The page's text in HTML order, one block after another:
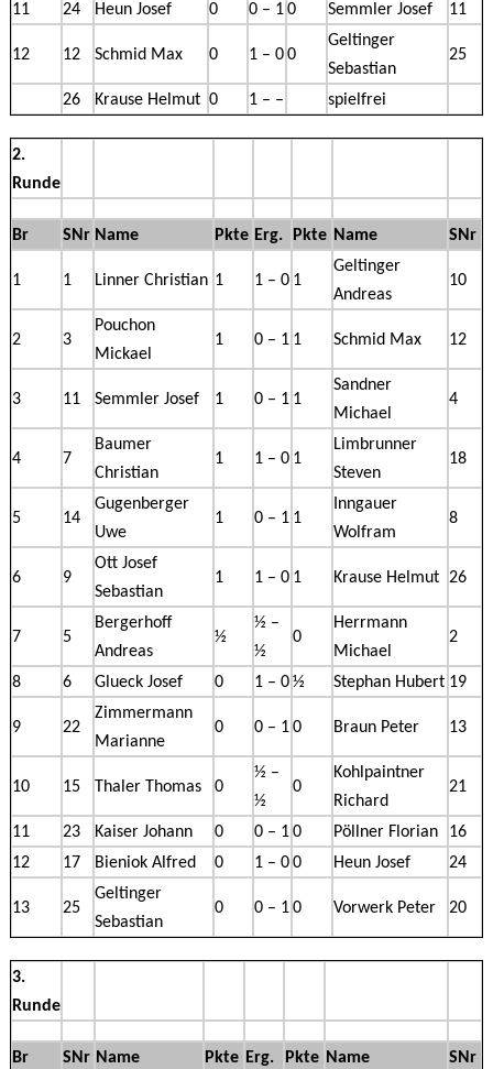
11 24 Heun Josef 0 0 – 10 Semmler Josef 11
12 12 Schmid Max 0 1 – 00
Geltinger
Sebastian
25
26 Krause Helmut 0 1 – – spielfrei
2.
Runde
Br SNr Name Pkte Erg. Pkte Name SNr
1 1 Linner Christian 1 1 – 0 1
Geltinger
Andreas
10
2 3
Pouchon
Mickael
1 0 – 1 1 Schmid Max 12
3 11 Semmler Josef 1 0 – 1 1
Sandner
Michael
4
4 7
Baumer
Christian
1 1 – 0 1
Limbrunner
Steven
18
5 14
Gugenberger
Uwe
1 0 – 1 1
Inngauer
Wolfram
8
6 9
Ott Josef
Sebastian
1 1 – 0 1 Krause Helmut 26
7 5
Bergerhoff
Andreas
½
½ –
½
0
Herrmann
Michael
2
8 6 Glueck Josef 0 1 – 0½ Stephan Hubert 19
9 22
Zimmermann
Marianne
0 0 – 10 Braun Peter 13
10 15 Thaler Thomas 0
½ –
½
0
Kohlpaintner
Richard
21
11 23 Kaiser Johann 0 0 – 10 Pöllner Florian
16
12
17 Bieniok Alfred 0 1 – 00 Heun Josef 24
13 25
Geltinger
Sebastian
0 0 – 10 Vorwerk Peter 20
3.
Runde
Br SNr Name Pkte Erg. Pkte Name SNr